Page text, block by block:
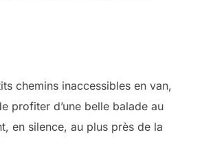
chemins inaccessibles en van,
profiter d’une belle balade au
en silence, au plus près de la